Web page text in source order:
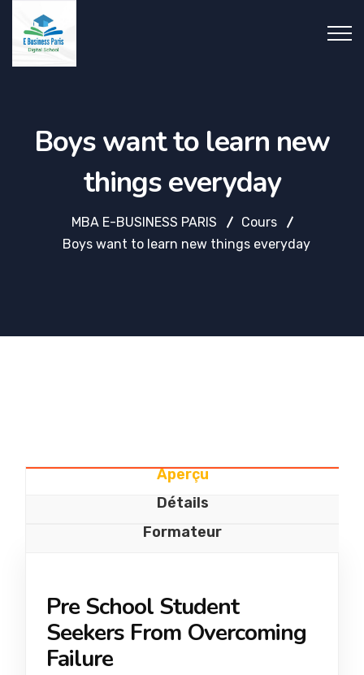
Boys want to learn new
things everyday
MBA E-BUSINESS PARIS
Cours
Boys want to learn new things everyday
Aperçu
Détails
Formateur
Pre School Student
Seekers From Overcoming
Failure